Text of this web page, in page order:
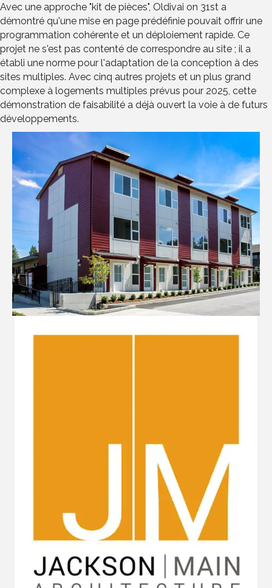
Avec une approche "kit de pièces", Oldivai on 31st a
démontré qu'une mise en page prédéfinie pouvait offrir une
programmation cohérente et un déploiement rapide. Ce
projet ne s'est pas contenté de correspondre au site ; il a
établi une norme pour l'adaptation de la conception à des
sites multiples. Avec cinq autres projets et un plus grand
complexe à logements multiples prévus pour 2025, cette
démonstration de faisabilité a déjà ouvert la voie à de futurs
développements.